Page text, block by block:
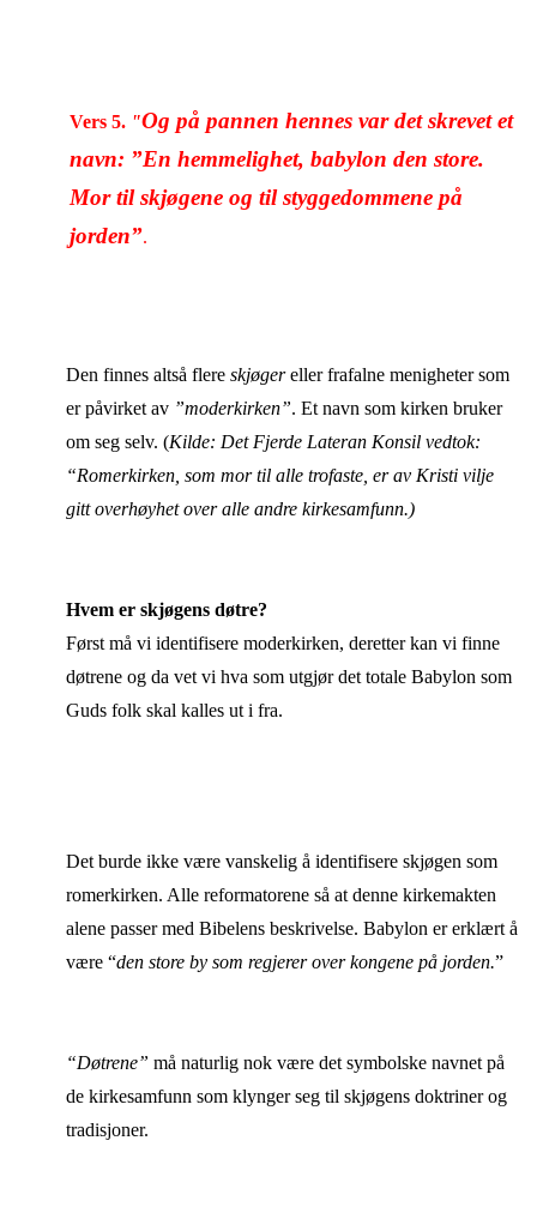
Vers 5. "Og på pannen hennes var det skrevet et
navn: ”En hemmelighet, babylon den store.
Mor til skjøgene og til styggedommene på
jorden”.
Den finnes altså flere skjøgereller frafalne menigheter som
er påvirket av ”moderkirken”. Et navn som kirken bruker
om seg selv. (Kilde: Det Fjerde Lateran Konsil vedtok:
“Romerkirken, som mor til alle trofaste, er av Kristi vilje
gitt overhøyhet over alle andre kirkesamfunn.)
Hvem er skjøgens døtre?
Først må vi identifisere moderkirken, deretter kan vi finne
døtrene og da vet vi hva som utgjør det totale Babylon som
Guds folk skal kalles ut i fra.
Det burde ikke være vanskelig å identifisere skjøgen som
romerkirken. Alle reformatorene så at denne kirkemakten
alene passer med Bibelens beskrivelse. Babylon er erklært å
være “den store by som regjerer over kongene på jorden.”
“Døtrene” må naturlig nok være det symbolske navnet på
de kirkesamfunn som klynger seg til skjøgens doktriner og
tradisjoner.